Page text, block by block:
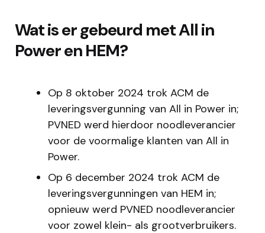
Wat is er gebeurd met All in
Power en HEM?
Op 8 oktober 2024 trok ACM de
leveringsvergunning van All in Power in;
PVNED werd hierdoor noodleverancier
voor de voormalige klanten van All in
Power.
Op 6 december 2024 trok ACM de
leveringsvergunningen van HEM in;
opnieuw werd PVNED noodleverancier
voor zowel klein- als grootverbruikers.